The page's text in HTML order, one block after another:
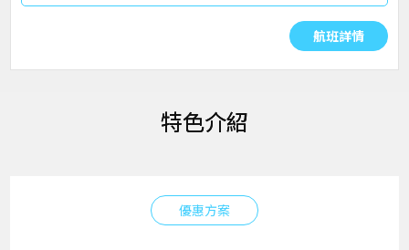
航班詳情
特色介紹
優惠方案